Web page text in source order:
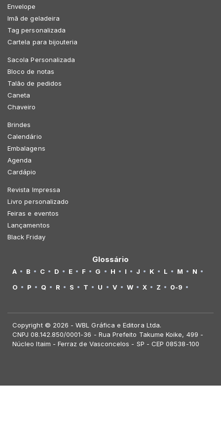
Envelope
Imã de geladeira
Tag personalizada
Cartela para bijouteria
Sacola Personalizada
Bloco de notas
Talão de pedidos
Caneta
Chaveiro
Brindes
Calendário
Embalagens
Agenda
Cardápio
Revista Impressa
Livro personalizado
Feiras e eventos
Lançamentos
Black Friday
Glossário
A B C D E F G H I J K L M
N
O
P Q R S T U V W X Z 0-9
Copyright © 2026 - WBL Gráfica e Editora Ltda.
CNPJ 08.142.850/0001-36 - Rua Prefeito Takume Koike, 499 -
Núcleo Itaim - Ferraz de Vasconcelos - SP - CEP 08538-100